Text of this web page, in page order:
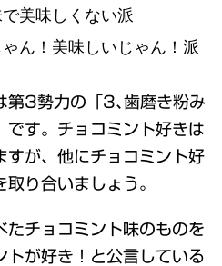
美味しくない派
ん！美味しいじゃん！派
第3勢力の「3､歯磨き粉み
です。チョコミント好きは
すが、他にチョコミント好
り合いましょう。
たチョコミント味のものを
トが好き！と公言している